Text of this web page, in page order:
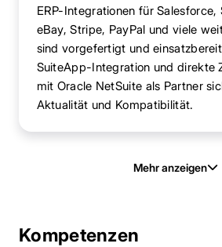
ERP-Integrationen für Salesforce,
eBay, Stripe, PayPal und viele
sind vorgefertigt und
SuiteApp-Integration und direkte
mit Oracle NetSuite als Partner
Aktualität und Kompatibilität.
Mehr anzeigen
Kompetenzen